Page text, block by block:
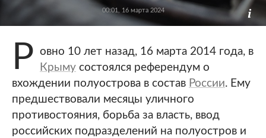
00:01, 16 марта 2024
Р овно 10 лет назад, 16 марта 2014 года, в
Крыму состоялся референдум о
вхождении полуострова в состав России. Ему
предшествовали месяцы уличного
противостояния, борьба за власть, ввод
российских подразделений на полуостров и